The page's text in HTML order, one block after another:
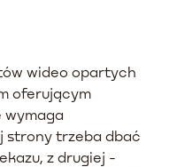
wideo opartych
oferującym
strony trzeba dbać
z drugiej -